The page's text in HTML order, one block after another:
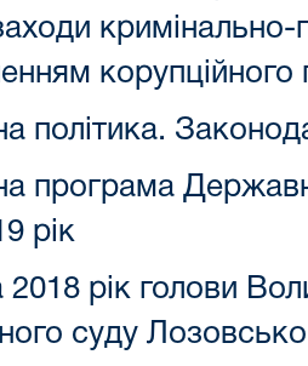
кримінально-
політика.
програма
рік
2018 рік голови
суду